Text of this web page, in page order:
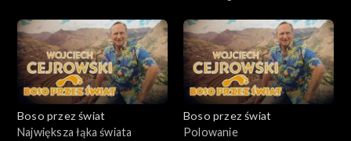
Boso przez świat
Największa łąka świata
Boso przez świat
Polowanie